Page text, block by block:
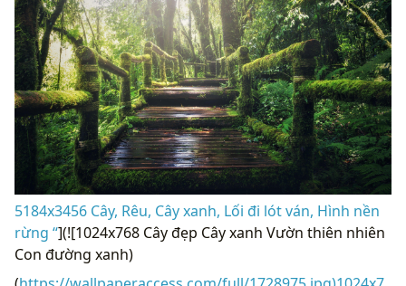
5184x3456 Cây, Rêu, Cây xanh, Lối đi lót ván, Hình nền
rừng “](![1024x768 Cây đẹp Cây xanh Vườn thiên nhiên
Con đường xanh)